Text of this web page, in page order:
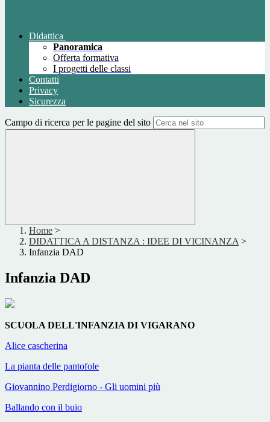
Didattica
Panoramica
Offerta formativa
I progetti delle classi
Contatti
Privacy
Sicurezza
Campo di ricerca per le pagine del sito
Home >
DIDATTICA A DISTANZA : IDEE DI VICINANZA >
Infanzia DAD
Infanzia DAD
SCUOLA DELL'INFANZIA DI VIGARANO
Alice cascherina
La pianta delle pantofole
Giovannino Perdigiorno - Gli uomini più
Ballando con il buio